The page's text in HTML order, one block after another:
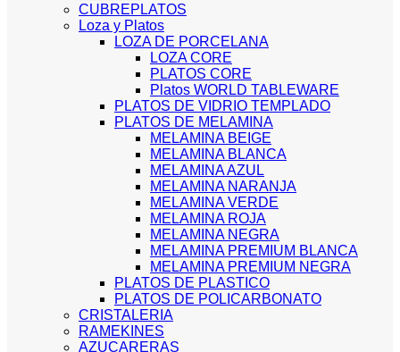
CUBREPLATOS
Loza y Platos
LOZA DE PORCELANA
LOZA CORE
PLATOS CORE
Platos WORLD TABLEWARE
PLATOS DE VIDRIO TEMPLADO
PLATOS DE MELAMINA
MELAMINA BEIGE
MELAMINA BLANCA
MELAMINA AZUL
MELAMINA NARANJA
MELAMINA VERDE
MELAMINA ROJA
MELAMINA NEGRA
MELAMINA PREMIUM BLANCA
MELAMINA PREMIUM NEGRA
PLATOS DE PLASTICO
PLATOS DE POLICARBONATO
CRISTALERIA
RAMEKINES
AZUCARERAS